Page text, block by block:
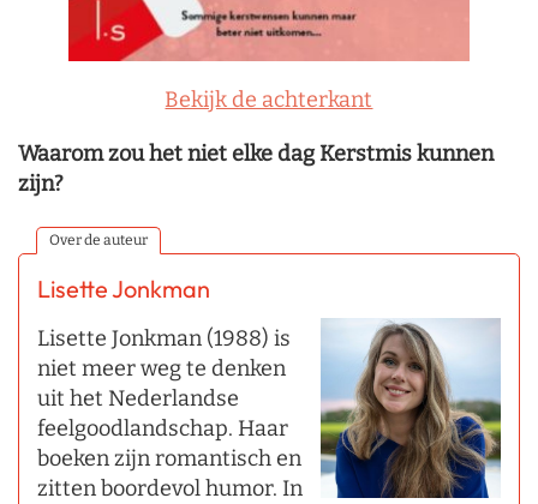
Bekijk de achterkant
Waarom zou het niet elke dag Kerstmis kunnen
zijn?
Over de auteur
Lisette Jonkman
Lisette Jonkman (1988) is
niet meer weg te denken
uit het Nederlandse
feelgoodlandschap. Haar
boeken zijn romantisch en
zitten boordevol humor. In